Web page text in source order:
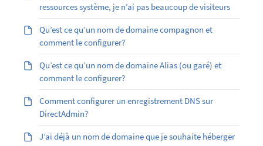
ressources système, je n’ai pas beaucoup de visiteurs
Qu’est ce qu’un nom de domaine compagnon et
comment le configurer?
Qu’est ­ce qu’un nom de domaine Alias (ou garé) et
comment le configurer?
Comment configurer un enregistrement DNS sur
DirectAdmin?
J’ai déjà un nom de domaine que je souhaite héberger